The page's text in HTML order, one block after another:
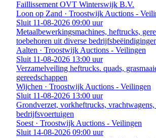
Faillissement OVT Winterswijk B.V.
Loon op Zand · Troostwijk Auctions -
Sluit 11-08-2026 09:00 uur
Metaalbewerkingsmachines, heftrucks,
toebehoren uit diverse
Aalten · Troostwijk Auctions - Veilingen
Sluit 11-08-2026 13:00 uur
Verzamelveiling heftrucks. quads,
gereedschappen
Wijchen · Troostwijk Auctions - Veilingen
Sluit 11-08-2026 13:00 uur
Grondverzet, vorkheftrucks, vrachtwagens,
bedrijfsvoertuigen
Soest · Troostwijk Auctions - Veilingen
Sluit 14-08-2026 09:00 uur